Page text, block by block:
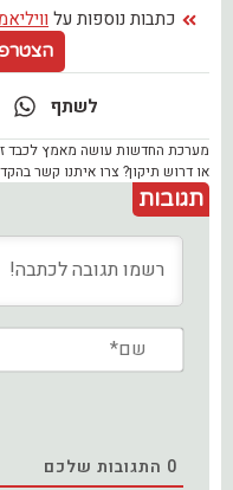
כתבות נוספות על
לשתף
מערכת החדשות עושה מאמץ לכבד
או דרוש תיקון? צרו איתנו קשר
תגובות
0 התגובות שלכם